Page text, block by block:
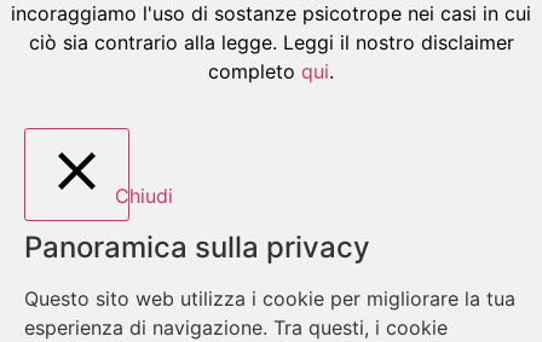
incoraggiamo l'uso di sostanze psicotrope nei casi in cui
ciò sia contrario alla legge. Leggi il nostro disclaimer
completo qui.
Chiudi
Panoramica sulla privacy
Questo sito web utilizza i cookie per migliorare la tua
esperienza di navigazione. Tra questi, i cookie